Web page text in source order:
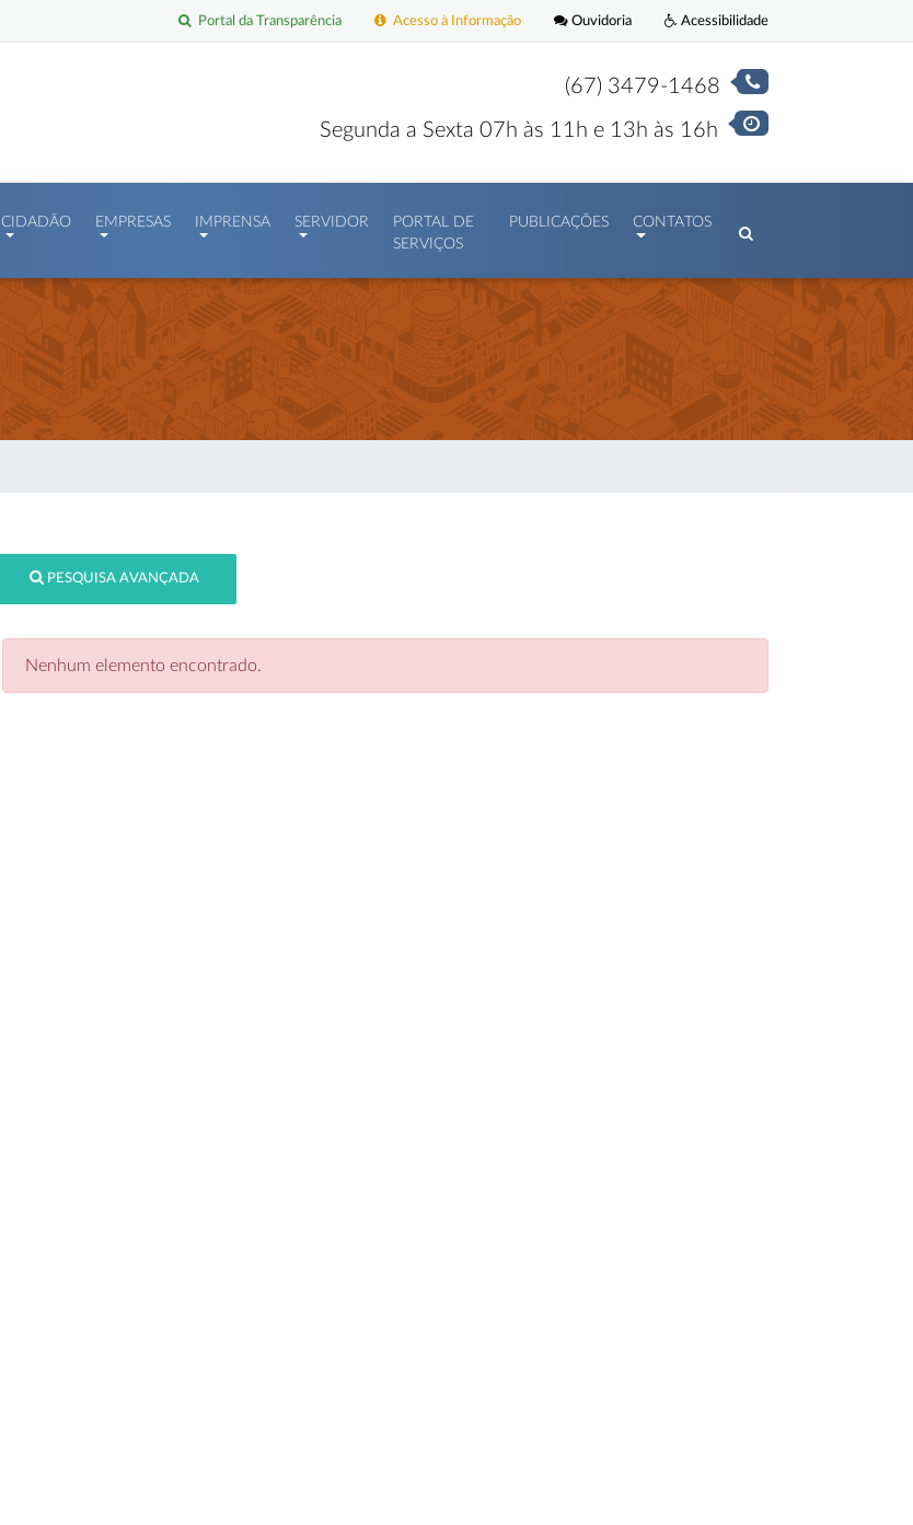
Acessibilidade
Ouvidoria
Acesso à Informação
Portal da Transparência
(67) 3479-1468
Segunda a Sexta 07h às 11h e 13h às 16h
CIDADÃO EMPRESAS IMPRENSA SERVIDOR
PORTAL DE
SERVIÇOS
PUBLICAÇÕES CONTATOS
PESQUISA AVANÇADA
Nenhum elemento encontrado.